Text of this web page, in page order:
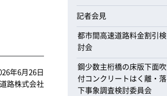
年6月26日
路株式会社
記者会見
都市間高速道路料金割引検
討会
鋼少数主桁橋の床版下面吹
付コンクリートはく離・落
下事象調査検討委員会